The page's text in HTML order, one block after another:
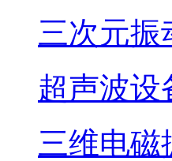
三次元振
超声波设
三维电磁